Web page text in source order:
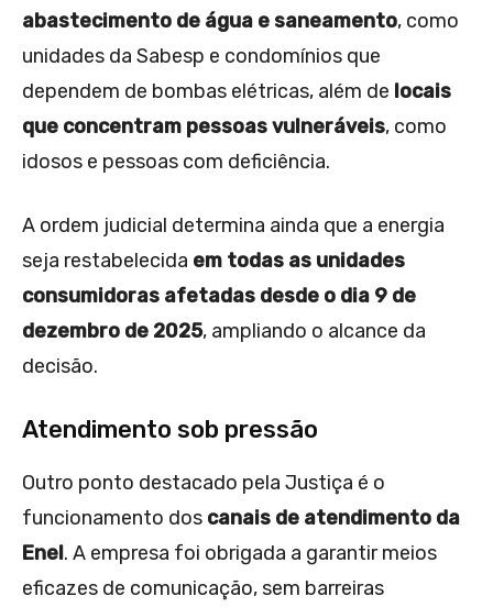
abastecimento de água e saneamento, como
unidades da Sabesp e condomínios que
dependem de bombas elétricas, além de locais
que concentram pessoas vulneráveis, como
idosos e pessoas com deficiência.
A ordem judicial determina ainda que a energia
seja restabelecida em todas as unidades
consumidoras afetadas desde o dia 9 de
dezembro de 2025, ampliando o alcance da
decisão.
Atendimento sob pressão
Outro ponto destacado pela Justiça é o
funcionamento dos canais de atendimento da
Enel. A empresa foi obrigada a garantir meios
eficazes de comunicação, sem barreiras